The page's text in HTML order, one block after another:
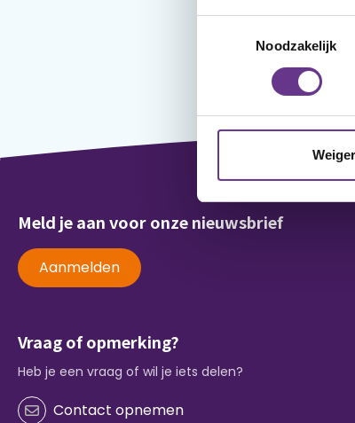
Noodzakelijk
Meld je aan voor onze nieuwsbrief
Aanmelden
Vraag of opmerking?
Heb je een vraag of wil je iets delen?
Contact opnemen